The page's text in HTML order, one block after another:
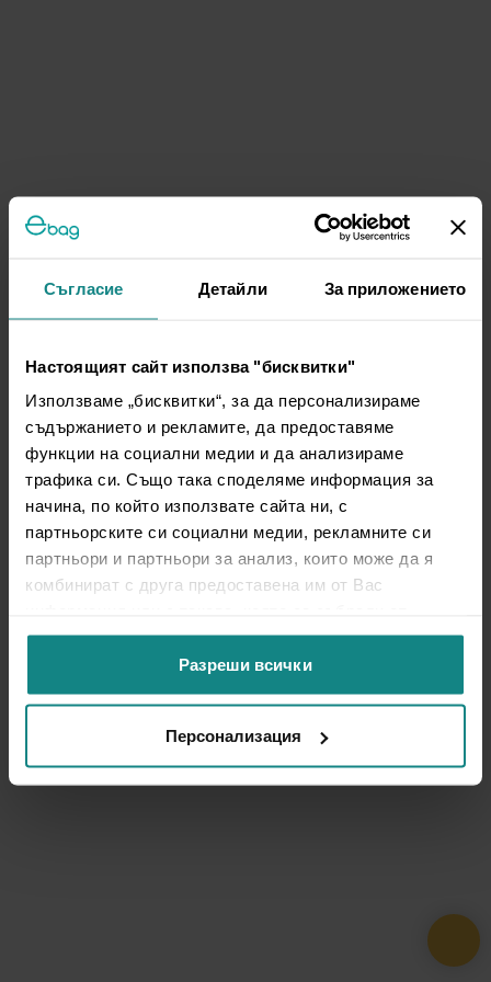
Съгласие Детайли За приложението
Настоящият сайт използва "бисквитки"
Използваме „бисквитки“, за да персонализираме
съдържанието и рекламите, да предоставяме
функции на социални медии и да анализираме
трафика си. Също така споделяме информация за
начина, по който използвате сайта ни, с
партньорските си социални медии, рекламните си
партньори и партньори за анализ, които може да я
комбинират с друга предоставена им от Вас
ползването от Ваша страна на услугите им.
Разреши всички
Персонализация